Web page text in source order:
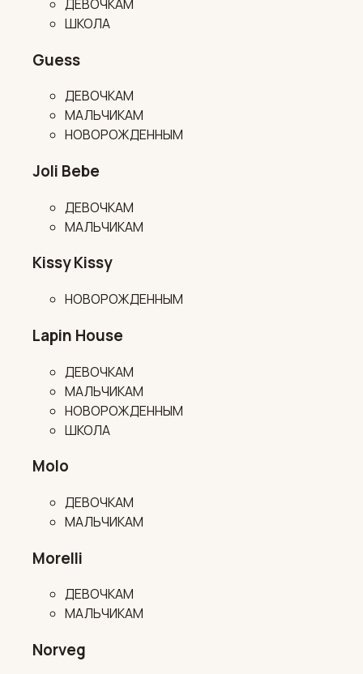
ДЕВОЧКАМ
ШКОЛА
Guess
ДЕВОЧКАМ
МАЛЬЧИКАМ
НОВОРОЖДЕННЫМ
Joli Bebe
ДЕВОЧКАМ
МАЛЬЧИКАМ
Kissy Kissy
НОВОРОЖДЕННЫМ
Lapin House
ДЕВОЧКАМ
МАЛЬЧИКАМ
НОВОРОЖДЕННЫМ
ШКОЛА
Molo
ДЕВОЧКАМ
МАЛЬЧИКАМ
Morelli
ДЕВОЧКАМ
МАЛЬЧИКАМ
Norveg